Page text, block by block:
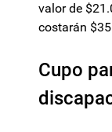
valor de
costarán
Cupo